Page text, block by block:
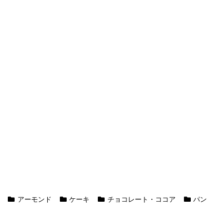
アーモンド ケーキ チョコレート・ココア
パン